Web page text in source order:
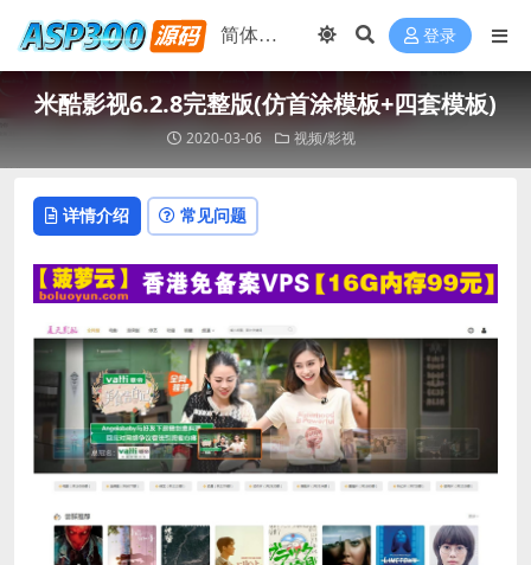
登录
米酷影视6.2.8完整版(仿首涂模板+四套模板)
2020-03-06 视频/影视
详情介绍 常见问题